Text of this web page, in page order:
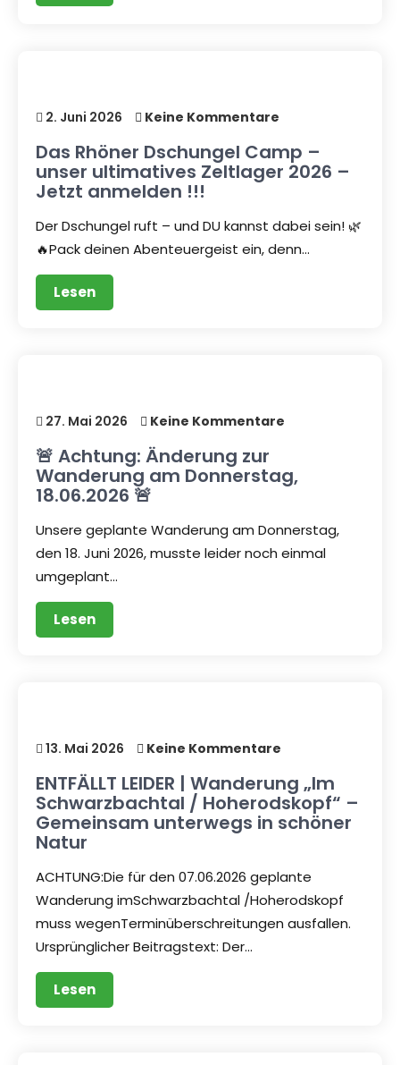
2. Juni 2026 Keine Kommentare
Das Rhöner Dschungel Camp –
unser ultimatives Zeltlager 2026 –
Jetzt anmelden !!!
Der Dschungel ruft – und DU kannst dabei sein! 🌿
🔥Pack deinen Abenteuergeist ein, denn…
Lesen
27. Mai 2026 Keine Kommentare
🚨 Achtung: Änderung zur
Wanderung am Donnerstag,
18.06.2026 🚨
Unsere geplante Wanderung am Donnerstag,
den 18. Juni 2026, musste leider noch einmal
umgeplant…
Lesen
13. Mai 2026 Keine Kommentare
ENTFÄLLT LEIDER | Wanderung „Im
Schwarzbachtal / Hoherodskopf“ –
Gemeinsam unterwegs in schöner
Natur
ACHTUNG:Die für den 07.06.2026 geplante
Wanderung imSchwarzbachtal /Hoherodskopf
muss wegenTerminüberschreitungen ausfallen.
Ursprünglicher Beitragstext: Der…
Lesen